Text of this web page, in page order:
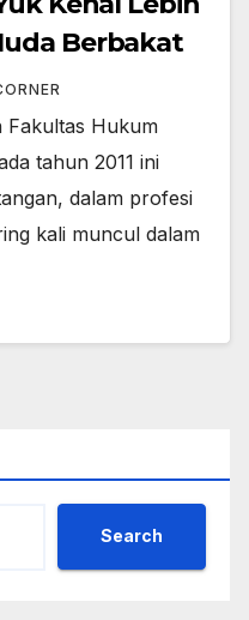
Berbakat
Fakultas Hukum
tahun 2011 ini
dalam profesi
kali muncul dalam
Search